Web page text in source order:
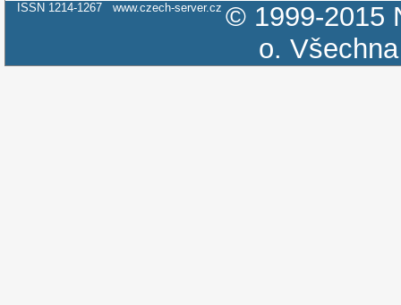
ISSN 1214-1267 www.czech-server.cz © 1999-2015
o.